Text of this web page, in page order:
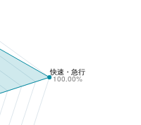
快速・急行
100.00%